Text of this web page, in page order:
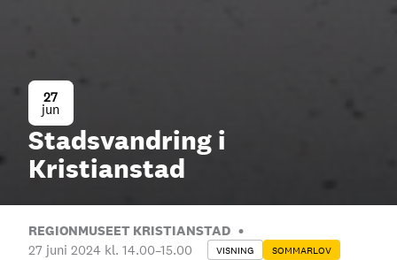
27
jun
Stadsvandring i
Kristianstad
REGIONMUSEET KRISTIANSTAD
27 juni 2024 kl. 14.00–15.00 VISNING SOMMARLOV